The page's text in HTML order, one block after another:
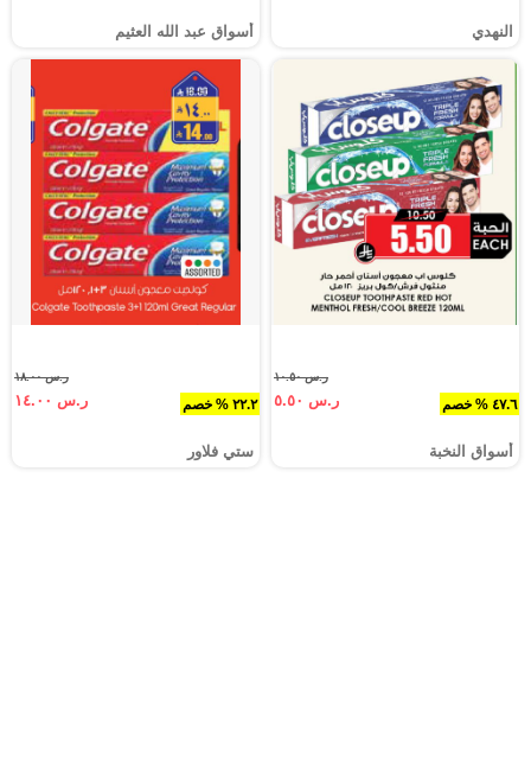
النهدي أسواق عبد الله العثيم
٤٧.٦ % خصم
ر.س ١٠.٥٠
ر.س ٥.٥٠
أسواق النخبة
٢٢.٢ % خصم
ر.س ١٨.٠٠
ر.س ١٤.٠٠
ستي فلاور